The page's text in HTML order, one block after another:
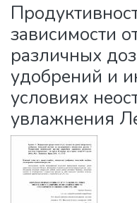
Statistics
зависимости
различных
удобрений и
условиях
увлажнения